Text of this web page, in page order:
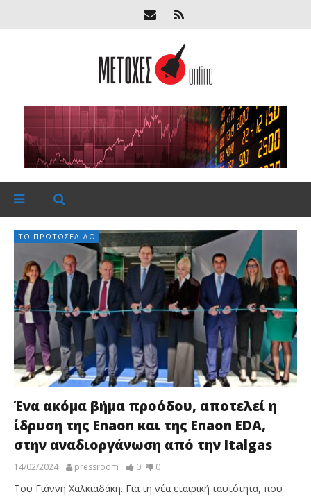
ΤΟ ΠΡΩΤΟΣΈΛΙΔΟ
Ένα ακόμα βήμα προόδου, αποτελεί η
ίδρυση της Enaon και της Enaon EDA,
στην αναδιοργάνωση από την Italgas
14/02/2024 pressroom 0 0
Του Γιάννη Χαλκιαδάκη. Για τη νέα εταιρική ταυτότητα, που